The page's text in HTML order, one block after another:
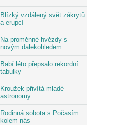
Blízký vzdálený svět zákrytů
a erupcí
Na proměnné hvězdy s
novým dalekohledem
Babí léto přepsalo rekordní
tabulky
Kroužek přivítá mladé
astronomy
Rodinná sobota s Počasím
kolem nás